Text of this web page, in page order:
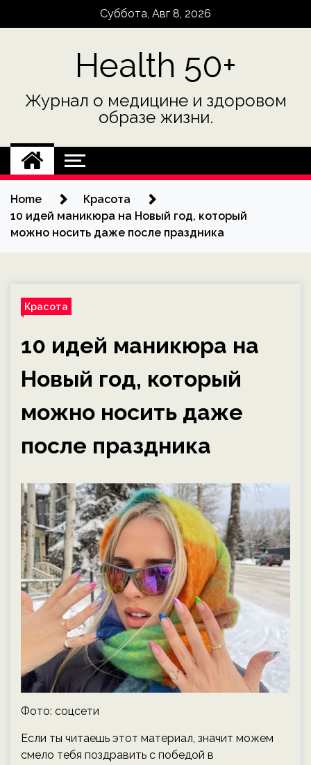
Суббота, Авг 8, 2026
Health 50+
Журнал о медицине и здоровом
образе жизни.
Home
Красота
10 идей маникюра на Новый год, который
можно носить даже после праздника
Красота
10 идей маникюра на
Новый год, который
можно носить даже
после праздника
Фото: соцсети
Если ты читаешь этот материал, значит можем
смело тебя поздравить с победой в